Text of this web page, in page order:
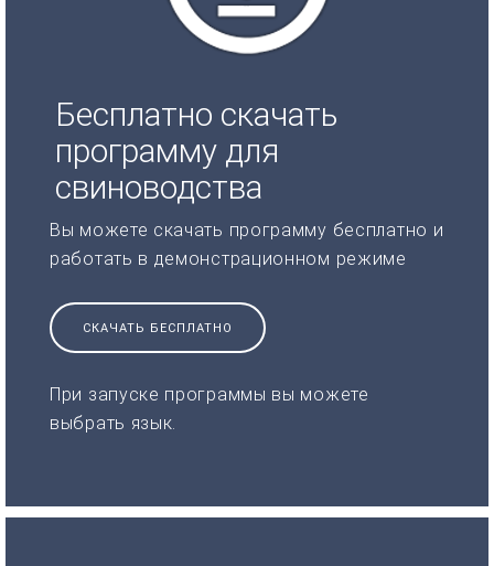
Бесплатно скачать
программу для
свиноводства
Вы можете скачать программу бесплатно и
работать в демонстрационном режиме
СКАЧАТЬ БЕСПЛАТНО
При запуске программы вы можете
выбрать язык.